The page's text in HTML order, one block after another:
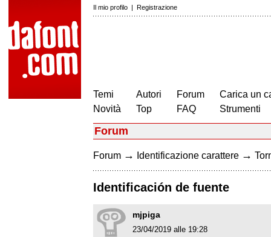
Il mio profilo | Registrazione
Temi
Novità
Autori
Top
Forum
FAQ
Carica un
Strumenti
Forum
Forum → Identificazione carattere →
Identificación de fuente
mjpiga
23/04/2019 alle 19:28